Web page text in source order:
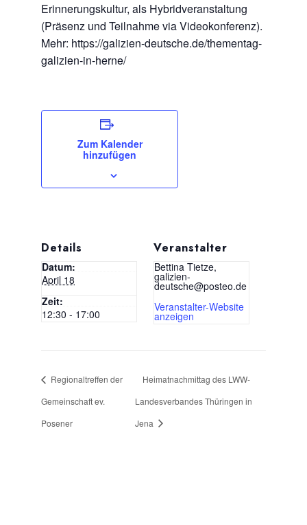
Erinnerungskultur, als Hybridveranstaltung
(Präsenz und Teilnahme via Videokonferenz).
Mehr: https://galizien-deutsche.de/thementag-
galizien-in-herne/
Zum Kalender
hinzufügen
Details
Datum:
April 18
Zeit:
12:30 - 17:00
Veranstalter
Bettina Tietze,
galizien-
deutsche@posteo.de
Veranstalter-Website
anzeigen
Regionaltreffen der
Gemeinschaft ev.
Posener
Heimatnachmittag des LWW-
Landesverbandes Thüringen in
Jena